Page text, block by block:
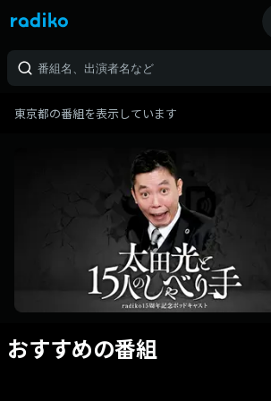
東京都の番組を表示しています
おすすめの番組